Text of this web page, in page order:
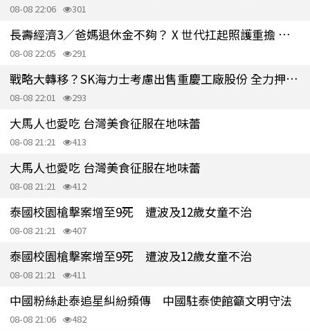
08-08 22:06 301
長壽經濟3／爸媽退休金不夠？ X 世代扛起照護重擔 恐陷跨世代財務困境
08-08 22:05 291
戰略大轉移？SK海力士考慮出售重慶工廠股份 全力押注南韓本土擴產
08-08 22:01 293
大馬人也愛吃 台灣美食征服在地味蕾
08-08 21:21 413
大馬人也愛吃 台灣美食征服在地味蕾
08-08 21:21 412
泰國校園槍擊案增至9死 遭波及12歲女童不治
08-08 21:21 407
泰國校園槍擊案增至9死 遭波及12歲女童不治
08-08 21:21 411
中國粉絲赴泰追星糾紛頻傳 中國駐泰使館籲文明守法
08-08 21:06 482